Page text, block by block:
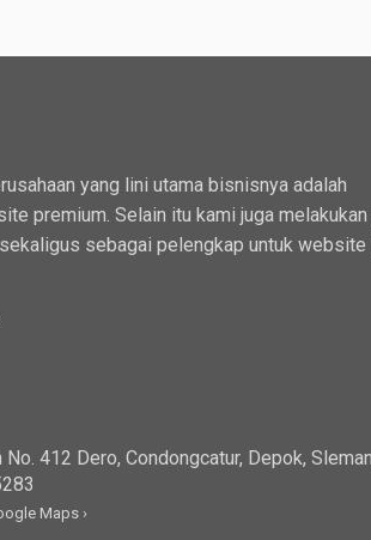
yang lini utama bisnisnya adalah
premium. Selain itu kami juga melakukan
sebagai pelengkap untuk website
412 Dero, Condongcatur, Depok,
Maps ›